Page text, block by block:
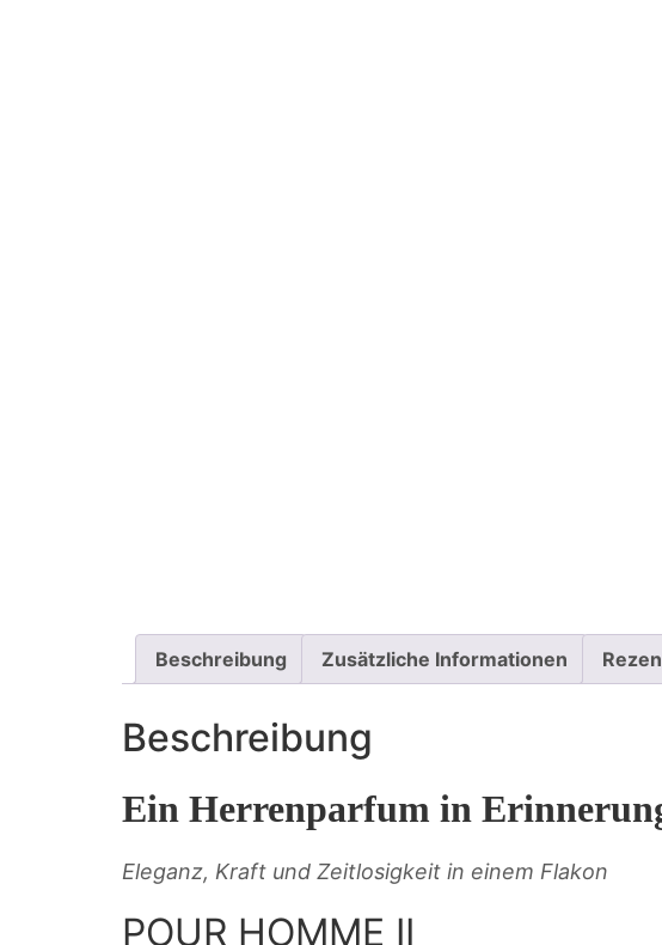
Beschreibung Zusätzliche Informationen
Beschreibung
Ein Herrenparfum in
Eleganz, Kraft und Zeitlosigkeit in einem Flakon
POUR HOMME II